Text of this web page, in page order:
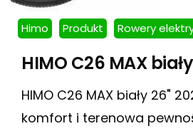
Himo Produkt Rowery
HIMO C26 MAX
HIMO C26 MAX biały 26"
komfort i terenowa